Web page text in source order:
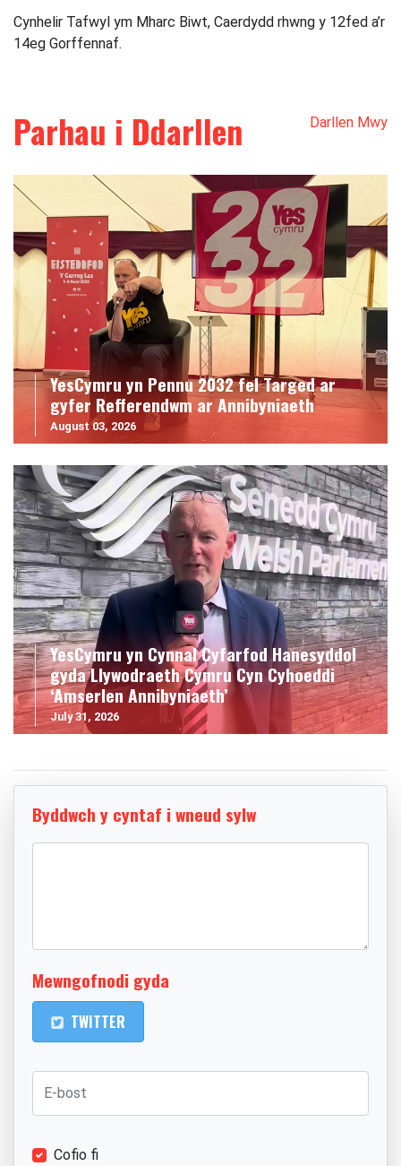
Cynhelir Tafwyl ym Mharc Biwt, Caerdydd rhwng y 12fed a’r
14eg Gorffennaf.
Parhau i Ddarllen Darllen Mwy
YesCymru yn Pennu 2032 fel Targed ar
gyfer Refferendwm ar Annibyniaeth
August 03, 2026
YesCymru yn Cynnal Cyfarfod Hanesyddol
gyda Llywodraeth Cymru Cyn Cyhoeddi
‘Amserlen Annibyniaeth’
July 31, 2026
Byddwch y cyntaf i wneud sylw
Mewngofnodi gyda
TWITTER
Cofio fi